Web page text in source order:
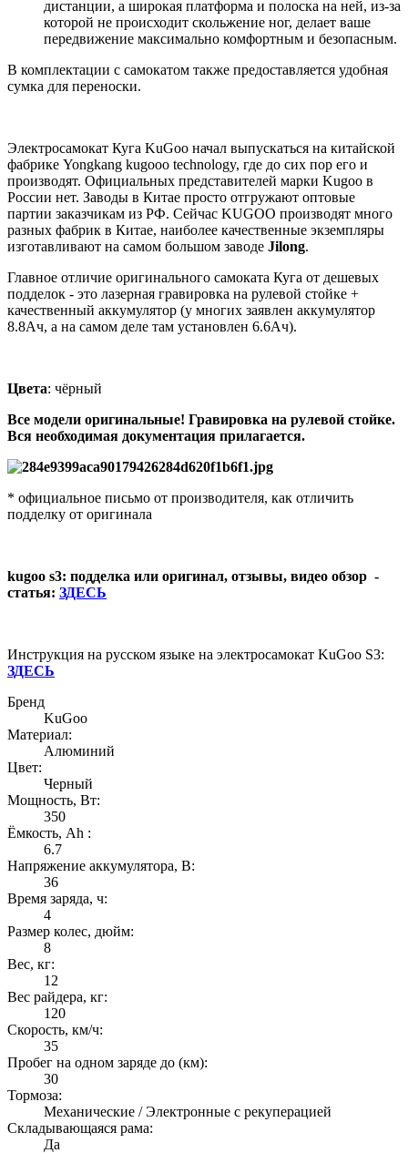
дистанции, а широкая платформа и полоска на ней, из-за
которой не происходит скольжение ног, делает ваше
передвижение максимально комфортным и безопасным.
В комплектации с самокатом также предоставляется удобная
сумка для переноски.
Электросамокат Куга KuGoo начал выпускаться на китайской
фабрике Yongkang kugooo technology, где до сих пор его и
производят. Официальных представителей марки Kugoo в
России нет. Заводы в Китае просто отгружают оптовые
партии заказчикам из РФ. Сейчас KUGOO производят много
разных фабрик в Китае, наиболее качественные экземпляры
изготавливают на самом большом заводе Jilong.
Главное отличие оригинального самоката Куга от дешевых
подделок - это лазерная гравировка на рулевой стойке +
качественный аккумулятор (у многих заявлен аккумулятор
8.8Ач, а на самом деле там установлен 6.6Ач).
Цвета: чёрный
Все модели оригинальные! Гравировка на рулевой стойке.
Вся необходимая документация прилагается.
* официальное письмо от производителя, как отличить
подделку от оригинала
kugoo s3: подделка или оригинал, отзывы, видео обзор -
статья: ЗДЕСЬ
Инструкция на русском языке на электросамокат KuGoo S3:
ЗДЕСЬ
Бренд
KuGoo
Материал:
Алюминий
Цвет:
Черный
Мощность, Вт:
350
Ёмкость, Ah :
6.7
Напряжение аккумулятора, В:
36
Время заряда, ч:
4
Размер колес, дюйм:
8
Вес, кг:
12
Вес райдера, кг:
120
Скорость, км/ч:
35
Пробег на одном заряде до (км):
30
Тормоза:
Механические / Электронные с рекуперацией
Складывающаяся рама:
Да